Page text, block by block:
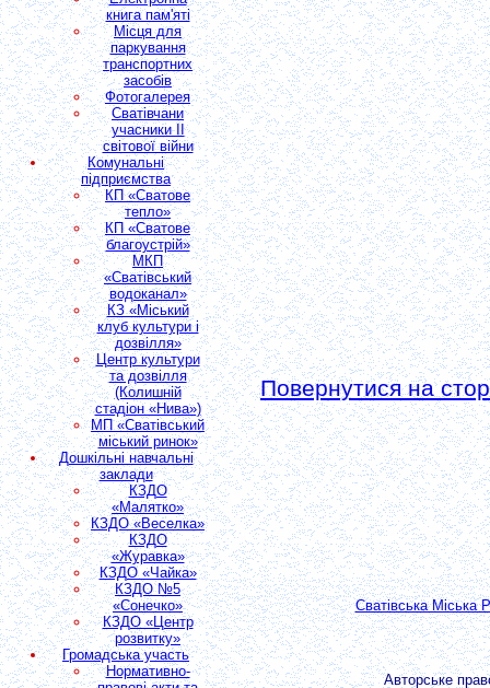
книга пам'яті
Місця для
паркування
транспортних
засобів
Фотогалерея
Сватівчани
учасники II
світової війни
Комунальні
підприємства
КП «Сватове
тепло»
КП «Сватове
благоустрій»
МКП
«Сватівський
водоканал»
КЗ «Міський
клуб культури і
дозвілля»
Центр культури
та дозвілля
(Колишній
стадіон «Нива»)
МП «Сватівський
міський ринок»
Дошкільні навчальні
заклади
КЗДО
«Малятко»
КЗДО «Веселка»
КЗДО
«Журавка»
КЗДО «Чайка»
КЗДО №5
«Сонечко»
КЗДО «Центр
розвитку»
Громадська участь
Нормативно-
Повернутися на
Сватівська Міська
Авторське